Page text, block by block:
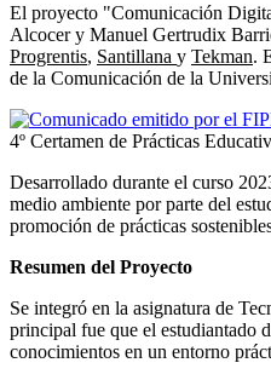
El proyecto "Comunicación
Alcocer y Manuel Gertrudix
Progrentis, Santillana y Tekman.
de la Comunicación de la
4º Certamen de Prácticas
Desarrollado durante el curso
medio ambiente por parte del
promoción de prácticas
Resumen del Proyecto
Se integró en la asignatura de
principal fue que el estudiantado
conocimientos en un entorno